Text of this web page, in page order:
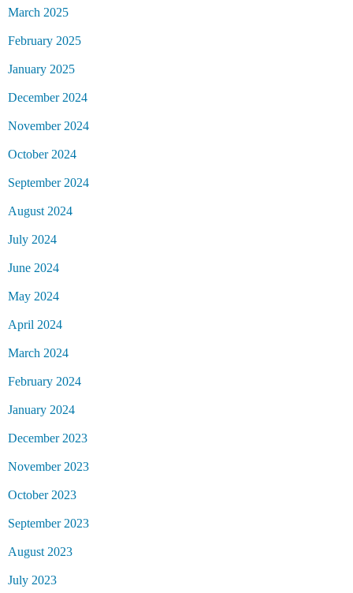
March 2025
February 2025
January 2025
December 2024
November 2024
October 2024
September 2024
August 2024
July 2024
June 2024
May 2024
April 2024
March 2024
February 2024
January 2024
December 2023
November 2023
October 2023
September 2023
August 2023
July 2023